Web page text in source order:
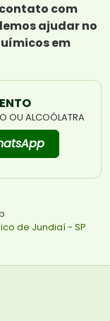
com
ajudar no
em
OU ALCOÓLATRA
de Jundiaí - SP